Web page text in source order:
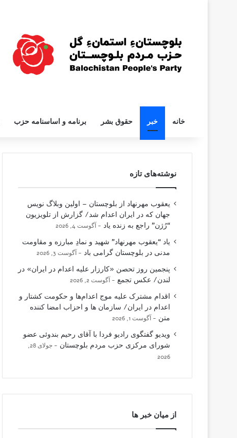
خانه خبر حقوق بشر برنامه و اساسنامه حزب
نوشته‌های تازه
یعقوب مهرنهاد از بلوچستان – اولین وبلاگ نویس
جهان که در ایران اعدام شد/ گزارش از تلویزیون
“رُژن” راجع به زنده یاد
آگوست 4, 2026
یاد “یعقوب مهرنهاد” شهید و نمادِ مبارزه و مقاومت
مدنی در بلوچستان گرامی باد
آگوست 3, 2026
پنجمین روز تحصن «کارزار علیه اعدام در ایران» در
لندن/ عکس تجمع
آگوست 2, 2026
اقدام مشترک علیه موج اعدام‌ها و حکومت کشتار و
اعدام در ایران/ سازمان ها و احزاب امضا کننده
متن
آگوست 1, 2026
ویدیو گفتگوی رادیو فردا با آقای رحیم بندوئی عضو
شورای مرکزی حزب مردم بلوچستان
جولای 28,
2026
از میان خبر ها